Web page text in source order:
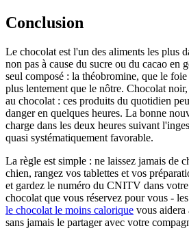
Conclusion
Le chocolat est l'un des aliments les plus
non pas à cause du sucre ou du cacao en
seul composé : la théobromine, que le
plus lentement que le nôtre. Chocolat
au chocolat : ces produits du quotidien
danger en quelques heures. La bonne
charge dans les deux heures suivant
quasi systématiquement favorable.
La règle est simple : ne laissez jamais de
chien, rangez vos tablettes et vos
et gardez le numéro du CNITV dans
chocolat que vous réservez pour vous -
le chocolat le moins calorique vous aidera
sans jamais le partager avec votre